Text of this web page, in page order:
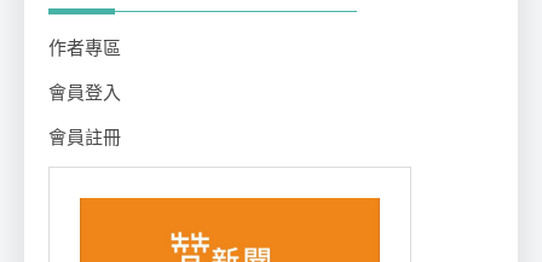
作者專區
會員登入
會員註冊